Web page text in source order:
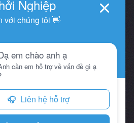
chung
thanh toán
giao nhận/cài đặt
Trì Theme
Tiền Sản Phẩm